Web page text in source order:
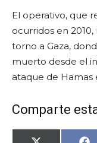
El operativo, que
ocurridos en
torno a Gaza,
muerto desde el
ataque de Hamas
Comparte